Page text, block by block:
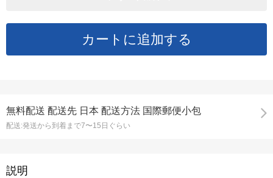
無料配送 配送先 日本 配送方法 国際郵便小包
配送:発送から到着まで7〜15日ぐらい
説明